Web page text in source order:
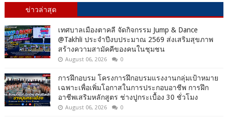
ข่าวล่าสุด
เทศบาลเมืองตาคลี จัดกิจกรรม Jump & Dance
@Takhli ประจำปีงบประมาณ 2569 ส่งเสริมสุขภาพ
สร้างความสามัคคีของคนในชุมชน
August 06, 2026 0
การฝึกอบรม โครงการฝึกอบรมแรงงานกลุ่มเป้าหมาย
เฉพาะเพื่อเพิ่มโอกาสในการประกอบอาชีพ การฝึก
อาชีพเสริมหลักสูตร ช่างปูกระเบื้อง 30 ชั่วโมง
August 06, 2026 0